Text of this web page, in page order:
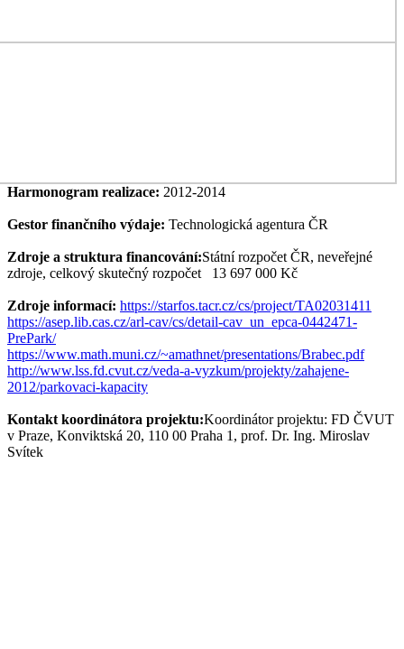
Harmonogram realizace: 2012-2014
Gestor finančního výdaje: Technologická agentura ČR
Zdroje a struktura financování:Státní rozpočet ČR, neveřejné
zdroje, celkový skutečný rozpočet 13 697 000 Kč
Zdroje informací: https://starfos.tacr.cz/cs/project/TA02031411
https://asep.lib.cas.cz/arl-cav/cs/detail-cav_un_epca-0442471-
PrePark/
https://www.math.muni.cz/~amathnet/presentations/Brabec.pdf
http://www.lss.fd.cvut.cz/veda-a-vyzkum/projekty/zahajene-
2012/parkovaci-kapacity
Kontakt koordinátora projektu:Koordinátor projektu: FD ČVUT
v Praze, Konviktská 20, 110 00 Praha 1, prof. Dr. Ing. Miroslav
Svítek